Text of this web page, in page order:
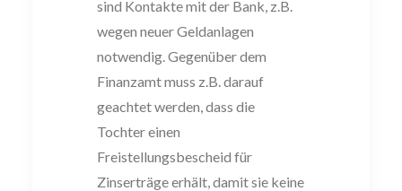
sind Kontakte mit der Bank, z.B.
wegen neuerGeldanlagen
notwendig. Gegenüber dem
Finanzamt muss z.B. darauf
geachtetwerden, dass die
Tochter einen
Freistellungsbescheid für
Zinserträge erhält, damitsie keine